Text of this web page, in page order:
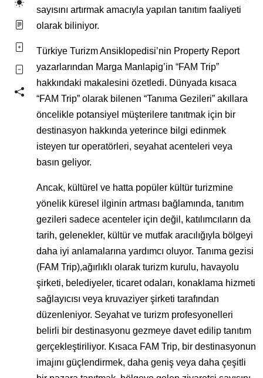
sayısını artırmak amacıyla yapılan tanıtım faaliyeti
olarak biliniyor.
Türkiye Turizm Ansiklopedisi’nin Property Report
yazarlarından Marga Manlapig’in “FAM Trip”
hakkındaki makalesini özetledi. Dünyada kısaca
“FAM Trip” olarak bilenen “Tanıma Gezileri” akıllara
öncelikle potansiyel müşterilere tanıtmak için bir
destinasyon hakkında yeterince bilgi edinmek
isteyen tur operatörleri, seyahat acenteleri veya
basın geliyor.
Ancak, kültürel ve hatta popüler kültür turizmine
yönelik küresel ilginin artması bağlamında, tanıtım
gezileri sadece acenteler için değil, katılımcıların da
tarih, gelenekler, kültür ve mutfak aracılığıyla bölgeyi
daha iyi anlamalarına yardımcı oluyor. Tanıma gezisi
(FAM Trip),ağırlıklı olarak turizm kurulu, havayolu
şirketi, belediyeler, ticaret odaları, konaklama hizmeti
sağlayıcısı veya kruvaziyer şirketi tarafından
düzenleniyor. Seyahat ve turizm profesyonelleri
belirli bir destinasyonu gezmeye davet edilip tanıtım
gerçekleştiriliyor. Kısaca FAM Trip, bir destinasyonun
imajını güçlendirmek, daha geniş veya daha çeşitli